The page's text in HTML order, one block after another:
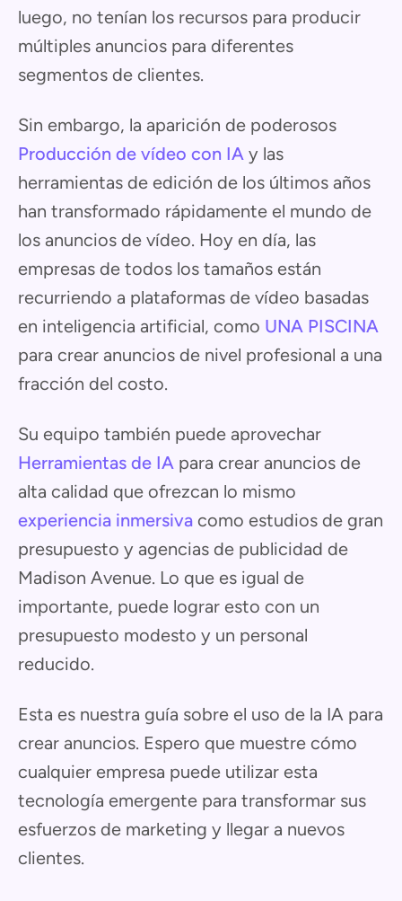
luego, no tenían los recursos para producir
múltiples anuncios para diferentes
segmentos de clientes.
Sin embargo, la aparición de poderosos
Producción de vídeo con IA y las
herramientas de edición de los últimos años
han transformado rápidamente el mundo de
los anuncios de vídeo. Hoy en día, las
empresas de todos los tamaños están
recurriendo a plataformas de vídeo basadas
en inteligencia artificial, como UNA PISCINA
para crear anuncios de nivel profesional a una
fracción del costo.
Su equipo también puede aprovechar
Herramientas de IA para crear anuncios de
alta calidad que ofrezcan lo mismo
experiencia inmersiva como estudios de gran
presupuesto y agencias de publicidad de
Madison Avenue. Lo que es igual de
importante, puede lograr esto con un
presupuesto modesto y un personal
reducido.
Esta es nuestra guía sobre el uso de la IA para
crear anuncios. Espero que muestre cómo
cualquier empresa puede utilizar esta
tecnología emergente para transformar sus
esfuerzos de marketing y llegar a nuevos
clientes.